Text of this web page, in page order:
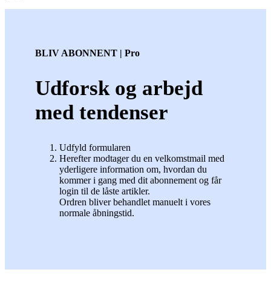
BLIV ABONNENT | Pro
Udforsk og arbejd
med tendenser
Udfyld formularen
Herefter modtager du en velkomstmail med
yderligere information om, hvordan du
kommer i gang med dit abonnement og får
login til de låste artikler.
Ordren bliver behandlet manuelt i vores
normale åbningstid.